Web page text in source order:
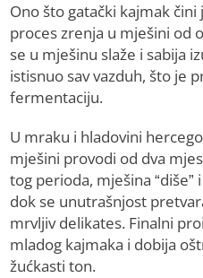
Ono što gatački kajmak
proces zrenja u mješini od
se u mješinu slaže i sabija
istisnuo sav vazduh, što je
fermentaciju.
U mraku i hladovini
mješini provodi od dva
tog perioda, mješina “diše”
dok se unutrašnjost
mrvljiv delikates. Finalni
mladog kajmaka i dobija
žućkasti ton.